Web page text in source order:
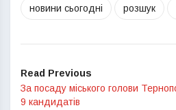
новини сьогодні розшук
Read Previous
За посаду міського голови
9 кандидатів